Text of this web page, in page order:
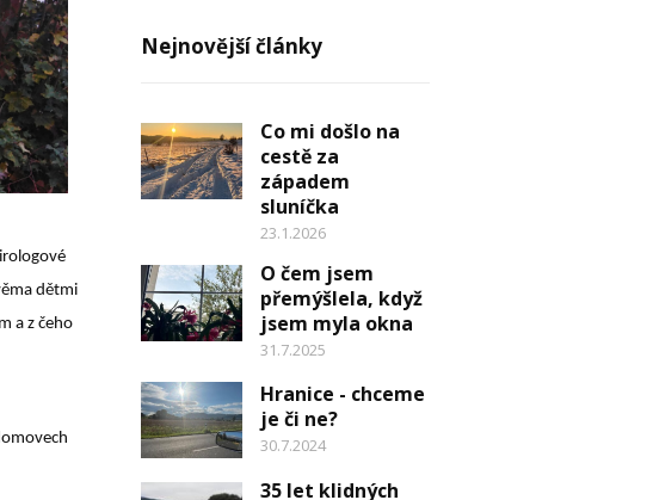
dětmi
a z čeho
Nejnovější články
Co mi došlo na
cestě za
západem
sluníčka
23.1.2026
O čem jsem
přemýšlela, když
jsem myla okna
31.7.2025
Hranice - chceme
je či ne?
30.7.2024
35 let klidných